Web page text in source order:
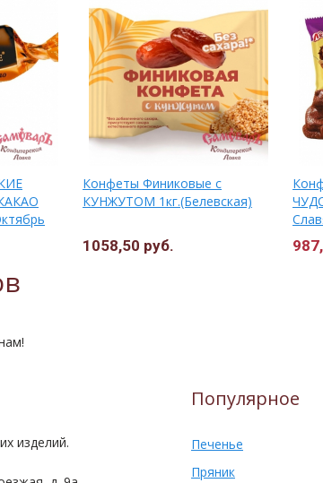
Конфеты Финиковые с
КУНЖУТОМ 1кг.(Белевская)
1058,50 руб.
изделий.
Популярное
Печенье
Пряник